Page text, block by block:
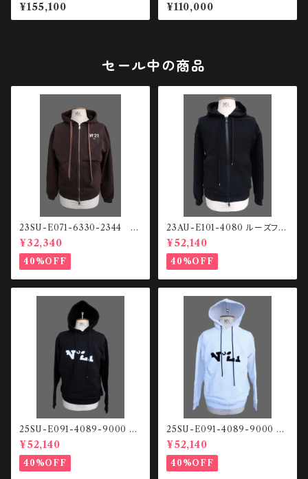
¥155,100 ¥110,000
セール中の商品
23SU-E071-6330-2344
スウェットHOODIE
¥32,340
40%OFF
23AU-E101-4080 ルーズフィ
ット ジップアップHOODIE
¥52,140
40%OFF
25SU-E091-4089-9000 Fr
ont logo HOODIE
¥52,140
40%OFF
25SU-E091-4089-9000 Fr
ont logo HOODIE
¥52,140
40%OFF